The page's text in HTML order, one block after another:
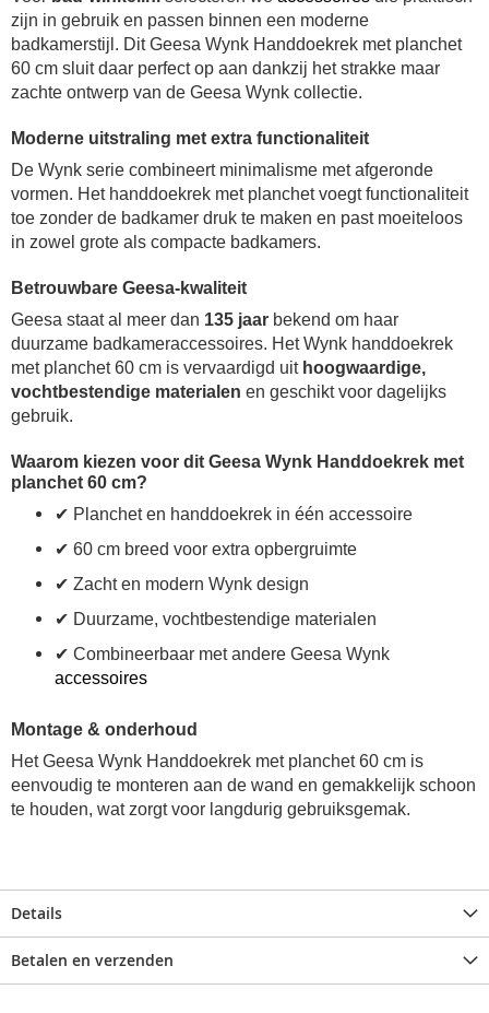
zijn in gebruik en passen binnen een moderne
badkamerstijl. Dit Geesa Wynk Handdoekrek met planchet
60 cm sluit daar perfect op aan dankzij het strakke maar
zachte ontwerp van de Geesa Wynk collectie.
Moderne uitstraling met extra functionaliteit
De Wynk serie combineert minimalisme met afgeronde
vormen. Het handdoekrek met planchet voegt functionaliteit
toe zonder de badkamer druk te maken en past moeiteloos
in zowel grote als compacte badkamers.
Betrouwbare Geesa-kwaliteit
Geesa staat al meer dan 135 jaar bekend om haar
duurzame badkameraccessoires. Het Wynk handdoekrek
met planchet 60 cm is vervaardigd uit hoogwaardige,
vochtbestendige materialen en geschikt voor dagelijks
gebruik.
Waarom kiezen voor dit Geesa Wynk Handdoekrek met
planchet 60 cm?
✔ Planchet en handdoekrek in één accessoire
✔ 60 cm breed voor extra opbergruimte
✔ Zacht en modern Wynk design
✔ Duurzame, vochtbestendige materialen
✔ Combineerbaar met andere Geesa Wynk
accessoires
Montage & onderhoud
Het Geesa Wynk Handdoekrek met planchet 60 cm is
eenvoudig te monteren aan de wand en gemakkelijk schoon
te houden, wat zorgt voor langdurig gebruiksgemak.
Details
Betalen en verzenden